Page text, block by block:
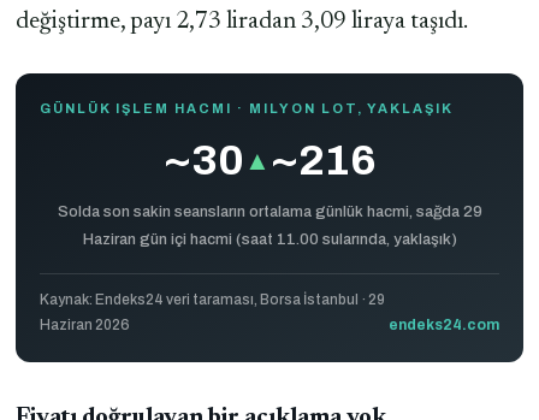
değiştirme, payı 2,73 liradan 3,09 liraya taşıdı.
GÜNLÜK IŞLEM HACMI · MILYON LOT, YAKLAŞIK
~30 ▲ ~216
Solda son sakin seansların ortalama günlük hacmi, sağda 29
Haziran gün içi hacmi (saat 11.00 sularında, yaklaşık)
Kaynak: Endeks24 veri taraması, Borsa İstanbul · 29
Haziran 2026
endeks24.com